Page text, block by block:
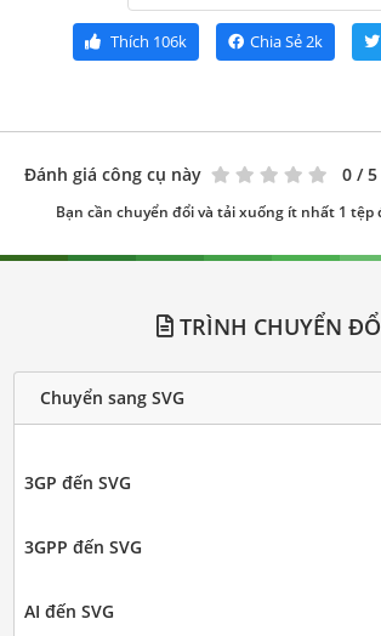
Thích 106k Chia Sẻ2k
Đánh giá công cụ này 0 /
Bạn cần chuyển đổi và tải xuống ít nhất 1 tệp
TRÌNH CHUYỂN
Chuyển sang SVG
3GP đến SVG
3GPP đến SVG
AI đến SVG